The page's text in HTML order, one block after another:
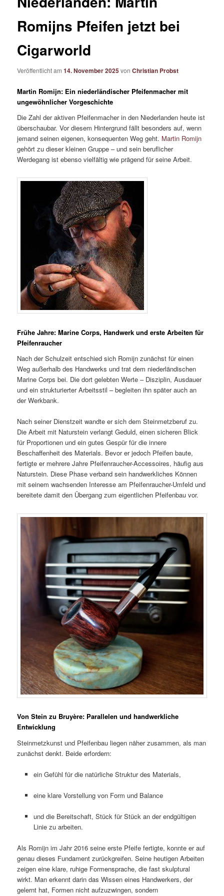
Romijns Pfeifen jetzt bei
Cigarworld
Veröffentlicht am14. November 2025vonChristian Probst
Martin Romijn: Ein niederländischer Pfeifenmacher mit
ungewöhnlicher Vorgeschichte
Die Zahl der aktiven Pfeifenmacher in den Niederlanden heute ist
überschaubar. Vor diesem Hintergrund fällt besonders auf, wenn
jemand seinen eigenen, konsequenten Weg geht. Martin Romijn
gehört zu dieser kleinen Gruppe – und sein beruflicher
Werdegang ist ebenso vielfältig wie prägend für seine Arbeit.
Frühe Jahre: Marine Corps, Handwerk und erste Arbeiten für
Pfeifenraucher
Nach der Schulzeit entschied sich Romijn zunächst für einen
Weg außerhalb des Handwerks und trat dem niederländischen
Marine Corps bei. Die dort gelebten Werte – Disziplin, Ausdauer
und ein strukturierter Arbeitsstil – begleiten ihn später auch an
der Werkbank.
Nach seiner Dienstzeit wandte er sich dem Steinmetzberuf zu.
Die Arbeit mit Naturstein verlangt Geduld, einen sicheren Blick
für Proportionen und ein gutes Gespür für die innere
Beschaffenheit des Materials. Bevor er jedoch Pfeifen baute,
fertigte er mehrere Jahre Pfeifenraucher-Accessoires, häufig aus
Naturstein. Diese Phase verband sein handwerkliches Können
mit seinem wachsenden Interesse am Pfeifenraucher-Umfeld und
bereitete damit den Übergang zum eigentlichen Pfeifenbau vor.
Von Stein zu Bruyère: Parallelen und handwerkliche
Entwicklung
Steinmetzkunst und Pfeifenbau liegen näher zusammen, als man
zunächst denkt. Beide erfordern:
ein Gefühl für die natürliche Struktur des Materials,
eine klare Vorstellung von Form und Balance
und die Bereitschaft, Stück für Stück an der endgültigen
Linie zu arbeiten.
Als Romijn im Jahr 2016 seine erste Pfeife fertigte, konnte er auf
genau dieses Fundament zurückgreifen. Seine heutigen Arbeiten
zeigen eine klare, ruhige Formensprache, die fast skulptural
wirkt. Man erkennt darin das Wissen eines Handwerkers, der
gelernt hat, Formen nicht aufzuzwingen, sondern